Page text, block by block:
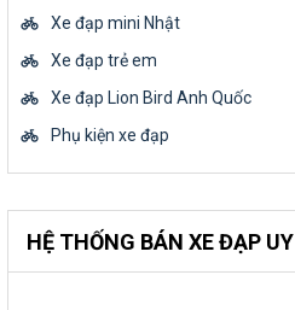
Xe đạp mini Nhật
Xe đạp trẻ em
Xe đạp Lion Bird Anh Quốc
Phụ kiện xe đạp
HỆ THỐNG BÁN XE ĐẠP